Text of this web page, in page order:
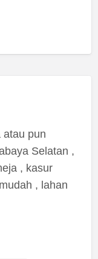
atau pun
Selatan ,
, kasur
, lahan